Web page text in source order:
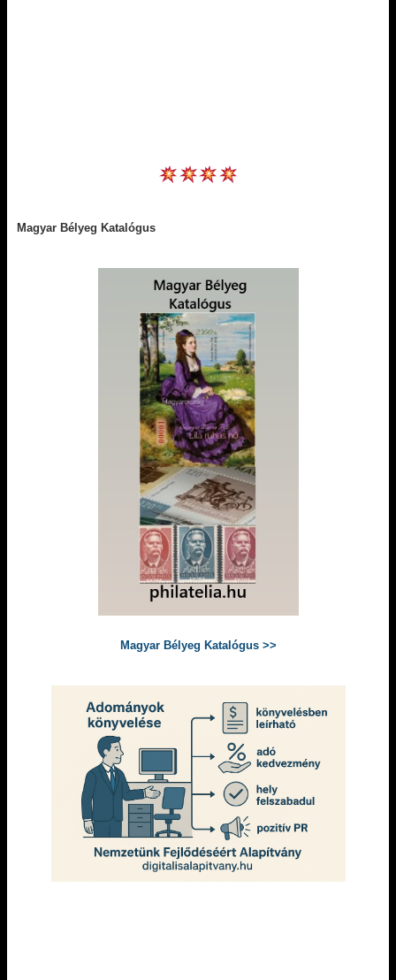
Magyar Bélyeg Katalógus
Magyar Bélyeg Katalógus >>